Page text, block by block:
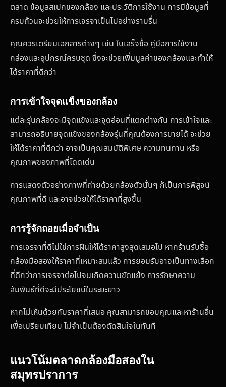
ตลาด ข้อมูลสเปกของกล้อง และประวัติการใช้งาน การมีข้อมูลที่
ครบถ้วนจะช่วยให้การเจรจาเป็นไปอย่างราบรื่น
คุณควรเตรียมเอกสารต่างๆ เช่น ใบเสร็จซื้อ คู่มือการใช้งาน
กล่องและอุปกรณ์ครบชุด ซึ่งจะช่วยเพิ่มมูลค่าของกล้องและทำให้
ได้ราคาที่ดีกว่า
การเข้าใจจุดแข็งของกล้อง
แต่ละรุ่นกล้องจะมีจุดแข็งและจุดอ่อนที่แตกต่างกัน การเข้าใจและ
สามารถอธิบายจุดแข็งของกล้องรุ่นที่คุณต้องการขายได้ จะช่วย
ให้ได้ราคาที่ดีกว่า อาจเป็นคุณสมบัติพิเศษ ความทนทาน หรือ
คุณภาพของภาพที่โดดเด่น
การแสดงตัวอย่างภาพที่ถ่ายด้วยกล้องตัวนั้นๆ ก็เป็นการพิสูจน์
คุณภาพที่ดี และอาจช่วยให้ได้ราคาที่สูงขึ้น
การรู้จักถอยเมื่อจำเป็น
การเจรจาที่ดีไม่ใช่การฝืนให้ได้ราคาสูงสุดเสมอไป หากร้านรับซื้อ
กล้องมือสองให้ราคาที่เหมาะสมแล้ว การยอมรับอาจเป็นทางเลือก
ที่ดีกว่าการเจรจาต่อไปจนเกิดความขัดแย้ง การรักษาความ
สัมพันธ์ที่ดีจะมีประโยชน์ในระยะยาว
หากไม่เห็นด้วยกับราคาที่เสนอ คุณสามารถขอบคุณและหาร้านอื่น
เพื่อเปรียบเทียบ ไม่จำเป็นต้องตัดสินใจในทันที
แนวโน้มตลาดกล้องมือสองใน
สมุทรปราการ